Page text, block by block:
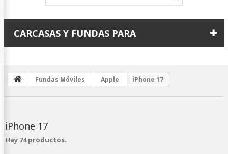
CARCASAS Y FUNDAS PARA
Fundas Móviles Apple iPhone 17
iPhone 17
Hay 74 productos.